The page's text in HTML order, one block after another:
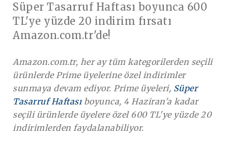
Süper Tasarruf Haftası boyunca 600
TL'ye yüzde 20 indirim fırsatı
Amazon.com.tr'de!
Amazon.com.tr, her ay tüm kategorilerden seçili
ürünlerde Prime üyelerine özel indirimler
sunmaya devam ediyor. Prime üyeleri, Süper
Tasarruf Haftasıboyunca, 4 Haziran'a kadar
seçili ürünlerde üyelere özel 600 TL'ye yüzde 20
indirimlerden faydalanabiliyor.